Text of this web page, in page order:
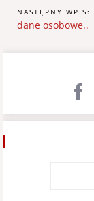
NASTĘPNY WPIS:
dane osobowe..